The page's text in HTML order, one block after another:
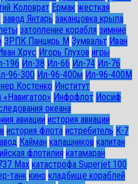
Коловрат Ермак жесткая
завод Янтарь заканцовка крыла
затопление корабля зимние
ЗРПК Панцирь М Зумвальт Иван
Хрус Игорь Глухов игры
196 Ил-38 Ил-66 Ил-74 Ил-76
96-300 Ил-96-400м Ил-96-400М
Костенко Институт
Инфофлот Иосиф
океана
авиации история авиации
история флота истребитель К-7
Кайман калашников капитан
флотилия катамаран
Max катастрофа Superjet 100
танк кино кладбище кораблей